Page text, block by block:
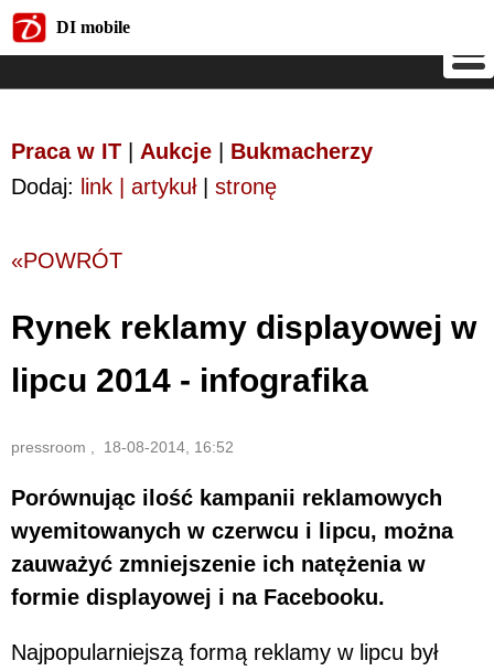
DI mobile
Praca w IT Aukcje
Bukmacherzy
Dodaj: link | artykuł| stronę
«POWRÓT
Rynek reklamy displayowej w
lipcu 2014 - infografika
pressroom , 18-08-2014, 16:52
Porównując ilość kampanii reklamowych
wyemitowanych w czerwcu i lipcu, można
zauważyć zmniejszenie ich natężenia w
formie displayowej i na Facebooku.
Najpopularniejszą formą reklamy w lipcu był
DI mobile